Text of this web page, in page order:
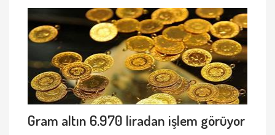
Gram altın 6.970 liradan işlem görüyor